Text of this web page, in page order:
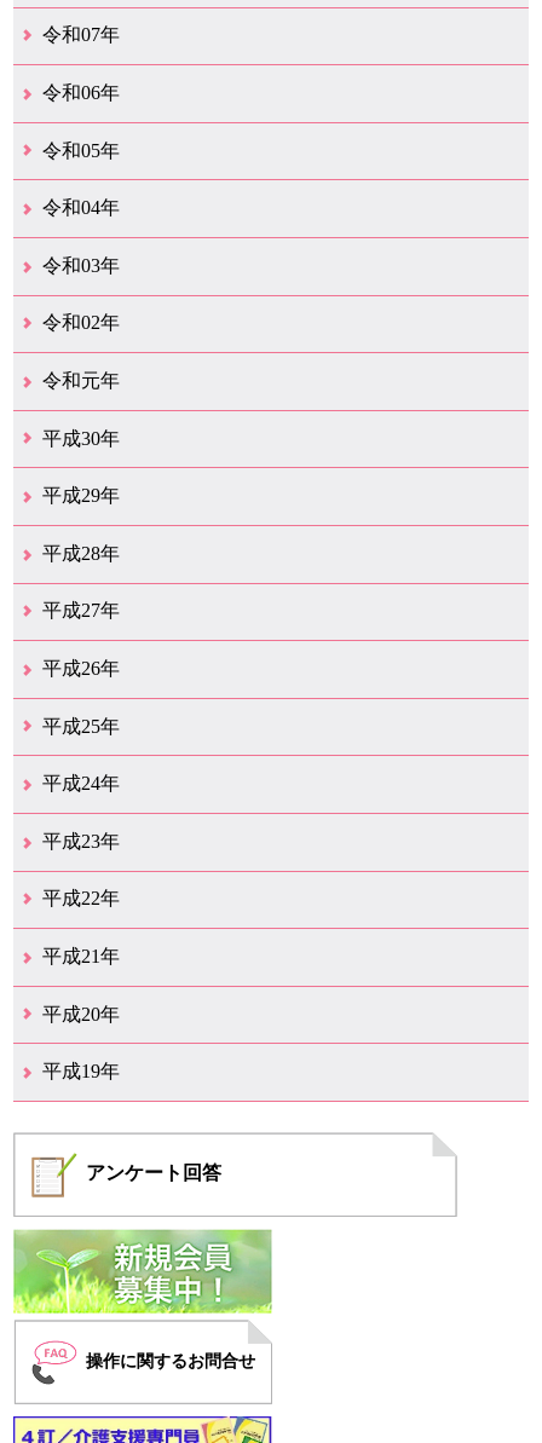
令和07年
12月（51）
11月（42）
10月（35）
9月（35）
8月（26）
7月（25）
6月（37）
5月（26）
4月（35）
3月（33）
2月（35）
1月（24）
令和06年
12月（45）
11月（37）
10月（31）
9月（29）
8月（35）
7月（29）
6月（33）
5月（31）
4月（46）
3月（52）
2月（21）
1月（72）
令和05年
12月（37）
11月（31）
10月（30）
9月（30）
8月（26）
7月（29）
6月（19）
5月（27）
4月（28）
3月（39）
2月（21）
1月（23）
令和04年
12月（41）
11月（21）
10月（32）
9月（33）
8月（31）
7月（25）
6月（29）
5月（16）
4月（48）
3月（42）
2月（23）
1月（31）
令和03年
12月（26）
11月（25）
10月（18）
9月（33）
8月（25）
7月（28）
6月（24）
5月（24）
4月（35）
3月（68）
2月（18）
1月（44）
令和02年
12月（39）
11月（18）
10月（25）
9月（20）
8月（31）
7月（28）
6月（41）
5月（36）
4月（49）
3月（68）
2月（38）
1月（12）
令和元年
12月（19）
11月（19）
10月（32）
9月（22）
8月（15）
7月（18）
6月（24）
5月（11）
4月（41）
3月（19）
2月（10）
1月（8）
平成30年
12月（15）
11月（11）
10月（17）
9月（14）
8月（11）
7月（41）
6月（12）
5月（13）
4月（21）
3月（35）
2月（12）
1月（11）
平成29年
12月（12）
11月（11）
10月（16）
9月（19）
8月（15）
7月（19）
6月（4）
5月（9）
4月（6）
3月（9）
2月（1）
1月（4）
平成28年
12月（6）
11月（7）
10月（10）
9月（11）
8月（5）
7月（10）
6月（9）
5月（8）
4月（20）
3月（31）
2月（11）
1月（6）
平成27年
12月（15）
11月（9）
10月（6）
9月（9）
8月（3）
7月（10）
6月（14）
5月（10）
4月（23）
3月（29）
2月（17）
1月（9）
平成26年
12月（11）
11月（11）
10月（9）
9月（11）
8月（12）
7月（9）
6月（12）
5月（5）
4月（14）
3月（12）
2月（8）
1月（9）
平成25年
12月（12）
11月（6）
10月（7）
9月（10）
8月（6）
7月（9）
6月（7）
5月（8）
4月（8）
3月（12）
2月（17）
1月（7）
平成24年
12月（8）
11月（5）
10月（7）
9月（10）
8月（5）
7月（7）
6月（9）
5月（7）
4月（7）
3月（12）
2月（2）
1月（4）
平成23年
12月（6）
11月（6）
10月（14）
9月（5）
8月（8）
7月（7）
6月（9）
5月（11）
4月（12）
3月（3）
2月（2）
平成22年
12月（1）
11月（5）
10月（7）
9月（15）
8月（12）
7月（11）
6月（12）
5月（6）
4月（4）
3月（17）
2月（7）
1月（6）
平成21年
12月（4）
11月（3）
10月（7）
9月（5）
8月（7）
7月（9）
6月（13）
5月（9）
4月（22）
3月（9）
2月（8）
平成20年
12月（6）
11月（4）
10月（6）
9月（4）
8月（1）
7月（6）
6月（1）
5月（1）
4月（1）
3月（2）
2月（4）
1月（2）
平成19年
アンケート 回答
操作に関するお問合せ